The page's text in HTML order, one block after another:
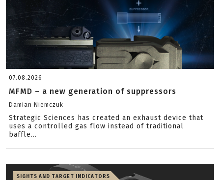
07.08.2026
MFMD – a new generation of suppressors
Damian Niemczuk
Strategic Sciences has created an exhaust device that
uses a controlled gas flow instead of traditional
baffle...
SIGHTS AND TARGET INDICATORS